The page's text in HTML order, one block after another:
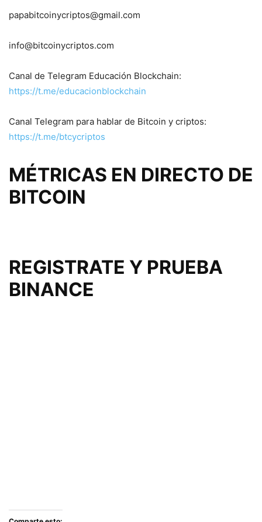
papabitcoinycriptos@gmail.com
info@bitcoinycriptos.com
Canal de Telegram Educación Blockchain:
https://t.me/educacionblockchain
Canal Telegram para hablar de Bitcoin y criptos:
https://t.me/btcycriptos
MÉTRICAS EN DIRECTO DE
BITCOIN
REGISTRATE Y PRUEBA
BINANCE